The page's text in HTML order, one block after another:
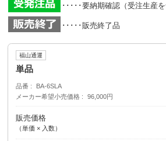
･････要納期確認（受注生産を
･････販売終了品
福山通運
単品
品番
BA-6SLA
メーカー希望小売価格
96,000円
販売価格
（単価 × 入数）